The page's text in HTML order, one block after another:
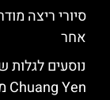
סיורי ריצה
אחר
נוסעים לגלות
Chuang Yen מניו יורק